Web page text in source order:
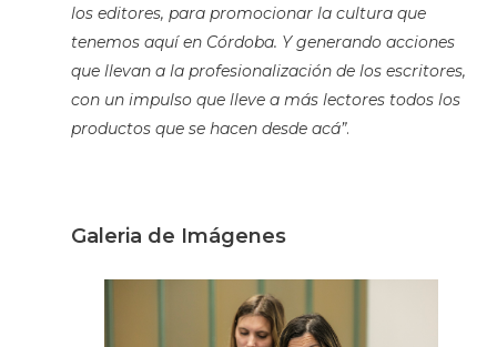
los editores, para promocionar la cultura que
tenemos aquí en Córdoba. Y generando acciones
que llevan a la profesionalización de los escritores,
con un impulso que lleve a más lectores todos los
productos que se hacen desde acá”.
Galeria de Imágenes